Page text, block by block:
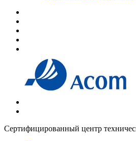
Сертифицированный центр